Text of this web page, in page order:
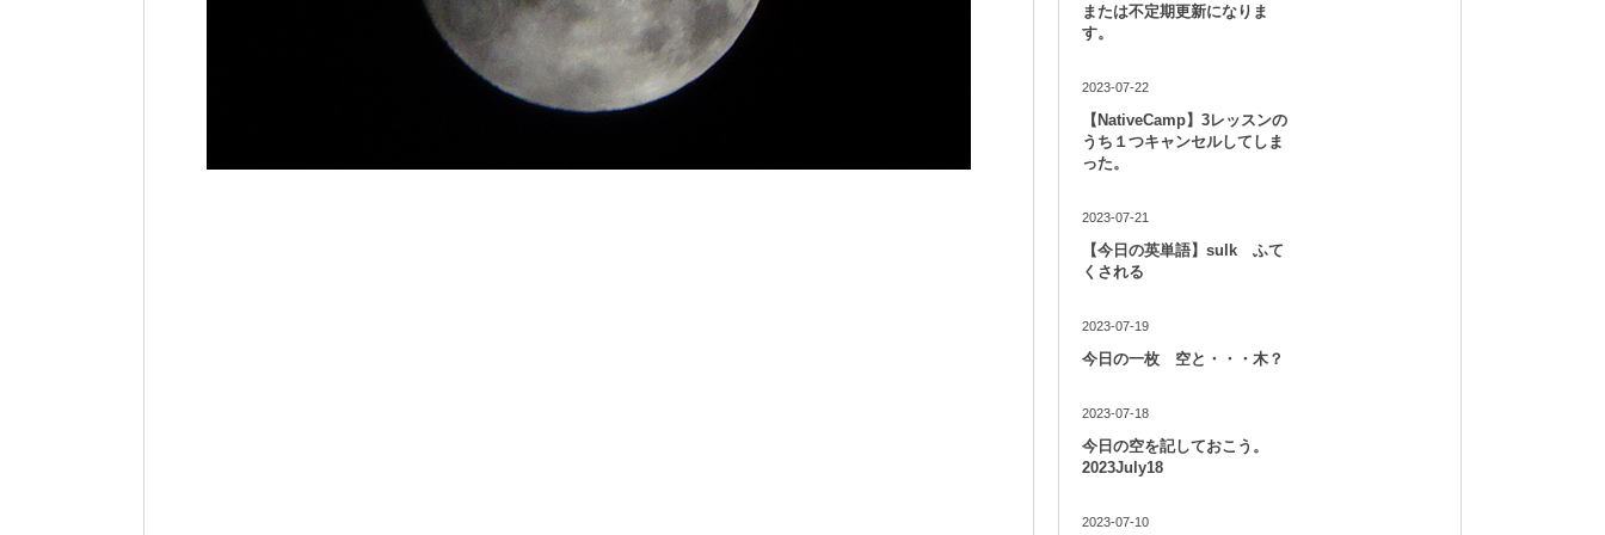
または不定期更新になりま
す。
2023-07-22
【NativeCamp】3レッスンの
うち１つキャンセルしてしま
った。
2023-07-21
【今日の英単語】sulk ふて
くされる
2023-07-19
今日の一枚 空と・・・木？
2023-07-18
今日の空を記しておこう。
2023July18
2023-07-10